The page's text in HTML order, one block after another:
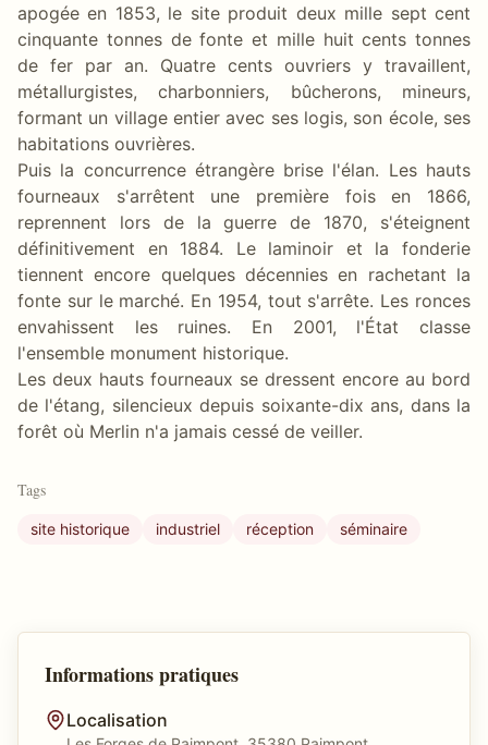
apogée en 1853, le site produit deux mille sept cent
cinquante tonnes de fonte et mille huit cents tonnes
de fer par an. Quatre cents ouvriers y travaillent,
métallurgistes, charbonniers, bûcherons, mineurs,
formant un village entier avec ses logis, son école, ses
habitations ouvrières.
Puis la concurrence étrangère brise l'élan. Les hauts
fourneaux s'arrêtent une première fois en 1866,
reprennent lors de la guerre de 1870, s'éteignent
définitivement en 1884. Le laminoir et la fonderie
tiennent encore quelques décennies en rachetant la
fonte sur le marché. En 1954, tout s'arrête. Les ronces
envahissent les ruines. En 2001, l'État classe
l'ensemble monument historique.
Les deux hauts fourneaux se dressent encore au bord
de l'étang, silencieux depuis soixante-dix ans, dans la
forêt où Merlin n'a jamais cessé de veiller.
Tags
site historique industriel réception séminaire
Informations pratiques
Localisation